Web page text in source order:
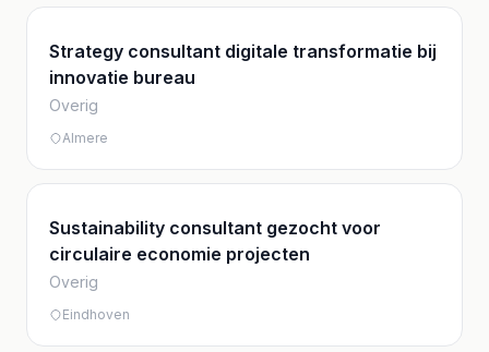
Strategy consultant digitale transformatie bij
innovatie bureau
Overig
Almere
Sustainability consultant gezocht voor
circulaire economie projecten
Overig
Eindhoven